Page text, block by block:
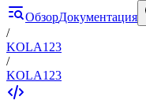
ОбзорДокументация
/
KOLA123
/
KOLA123